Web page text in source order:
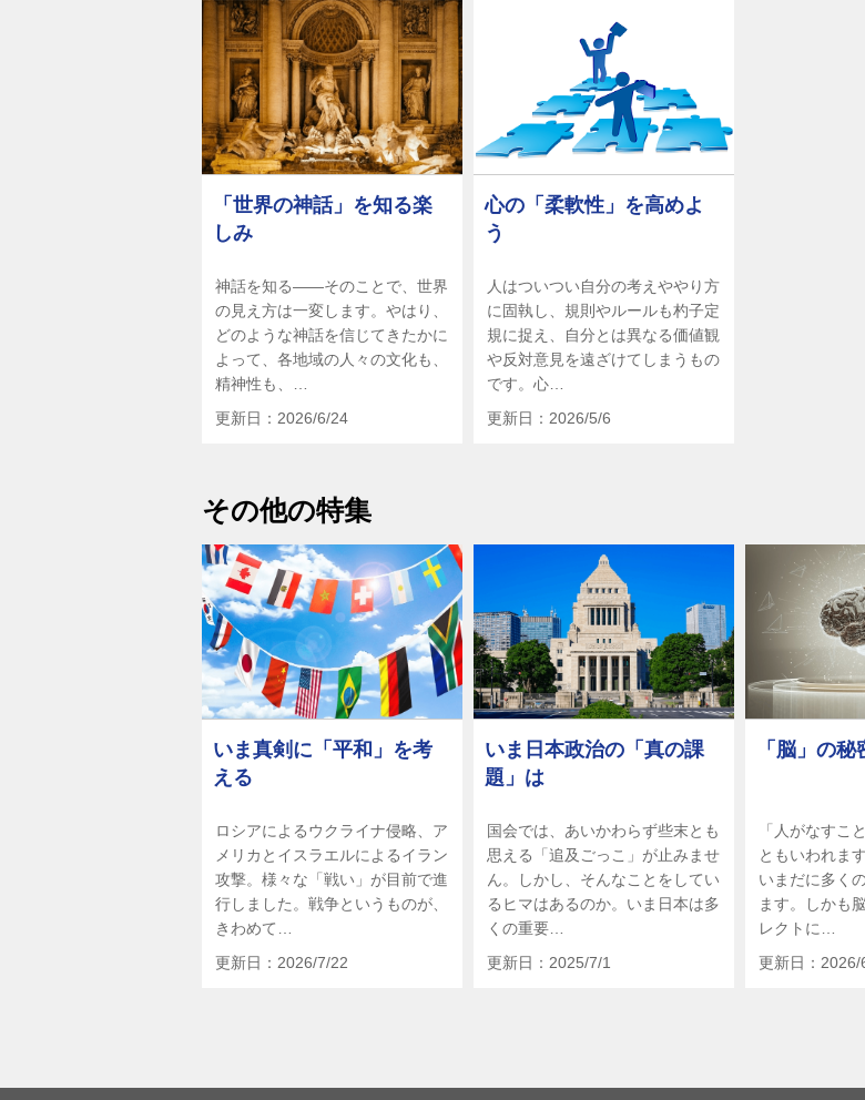
「世界の神話」を知る楽
しみ
神話を知る――そのことで、世界
の見え方は一変します。やはり、
どのような神話を信じてきたかに
よって、各地域の人々の文化も、
精神性も、…
更新日：2026/6/24
心の「柔軟性」を高めよ
う
人はついつい自分の考えややり方
に固執し、規則やルールも杓子定
規に捉え、自分とは異なる価値観
や反対意見を遠ざけてしまうもの
です。心…
更新日：2026/5/6
その他の特集
いま真剣に「平和」を考
える
ロシアによるウクライナ侵略、ア
メリカとイスラエルによるイラン
攻撃。様々な「戦い」が目前で進
行しました。戦争というものが、
きわめて…
更新日：2026/7/22
いま日本政治の「真の課
題」は
国会では、あいかわらず些末とも
思える「追及ごっこ」が止みませ
ん。しかし、そんなことをしてい
るヒマはあるのか。いま日本は多
くの重要…
更新日：2025/7/1
「脳」の
「人がなすこ
ともいわれま
いまだに多く
ます。しかも
レクトに…
更新日：2026/